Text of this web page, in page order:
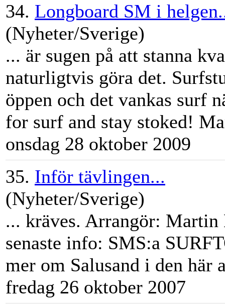
34. Longboard SM i
(Nyheter/Sverige)
... är sugen på att stanna
naturligtvis göra det.
öppen och det vankas surf
for surf and stay stoked!
onsdag 28 oktober 2009
35. Inför tävlingen...
(Nyheter/Sverige)
... kräves. Arrangör: Martin
senaste info: SMS:a
mer om Salusand i den
fredag 26 oktober 2007